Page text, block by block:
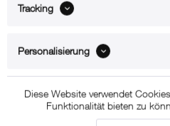
xMount@Bike – iPhone Xs
Rohrbefestigung
Tracking
Personalisierung
Diese Website verwendet
Funktionalität bieten zu